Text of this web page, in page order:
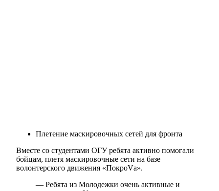
Плетение маскировочных сетей для фронта
Вместе со студентами ОГУ ребята активно помогали
бойцам, плетя маскировочные сети на базе
волонтерского движения «ПокроVа».
— Ребята из Молодежки очень активные и